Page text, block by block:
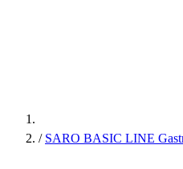
/ SARO BASIC LINE